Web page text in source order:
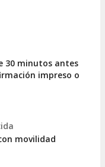
30 minutos antes
impreso o
movilidad